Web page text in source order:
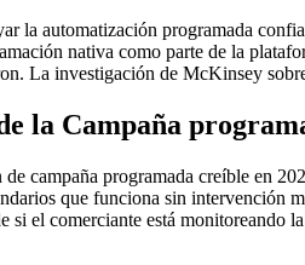
la automatización programada
nativa como parte de la
La investigación de McKinsey
la Campaña
campaña programada creíble en
que funciona sin intervención
si el comerciante está